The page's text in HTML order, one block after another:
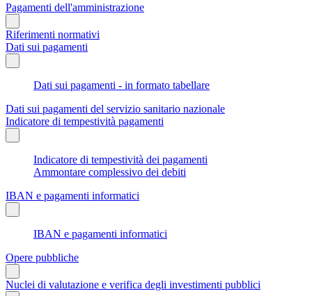
Pagamenti dell'amministrazione
Riferimenti normativi
Dati sui pagamenti
Dati sui pagamenti - in formato tabellare
Dati sui pagamenti del servizio sanitario nazionale
Indicatore di tempestività pagamenti
Indicatore di tempestività dei pagamenti
Ammontare complessivo dei debiti
IBAN e pagamenti informatici
IBAN e pagamenti informatici
Opere pubbliche
Nuclei di valutazione e verifica degli investimenti pubblici